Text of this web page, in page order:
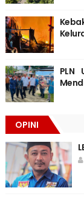
PLN
OPINI